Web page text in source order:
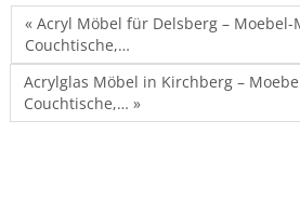
« Acryl Möbel für Delsberg –
Couchtische,…
Acrylglas Möbel in Kirchberg –
Couchtische,… »